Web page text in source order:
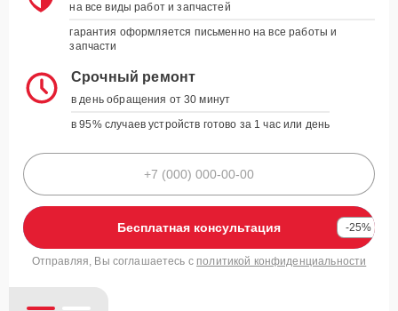
на все виды работ и запчастей
гарантия оформляется письменно на все работы и
запчасти
Срочный ремонт
в день обращения от 30 минут
в 95% случаев устройств готово за 1 час или день
Бесплатная консультация -25%
Отправляя, Вы соглашаетесь с политикой конфиденциальности
Гарантия до 3 лет
на все виды работ и запчастей
гарантия оформляется письменно на все работы и
Срочный ремонт
в 95% случаев устройств готово за 1 час или день
Бесплатная консультация -25%